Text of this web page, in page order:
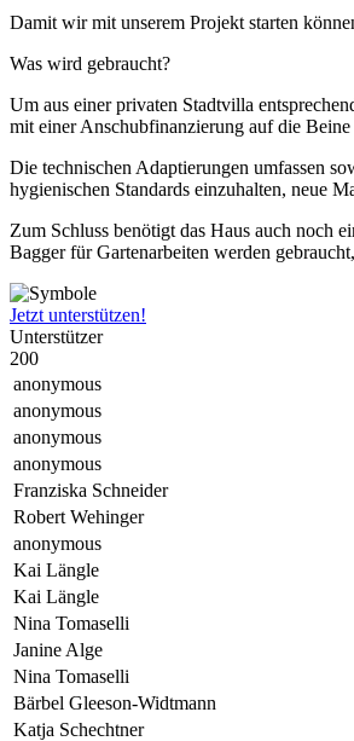
Damit wir mit unserem Projekt starten
Was wird gebraucht?
Um aus einer privaten Stadtvilla
mit einer Anschubfinanzierung auf die
Die technischen Adaptierungen umfassen
hygienischen Standards einzuhalten, neue
Zum Schluss benötigt das Haus auch noch
Bagger für Gartenarbeiten werden
Jetzt unterstützen!
Unterstützer
200
anonymous
anonymous
anonymous
anonymous
Franziska Schneider
Robert Wehinger
anonymous
Kai Längle
Kai Längle
Nina Tomaselli
Janine Alge
Nina Tomaselli
Bärbel Gleeson-Widtmann
Katja Schechtner